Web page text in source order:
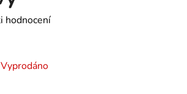
hodnocení
Vyprodáno